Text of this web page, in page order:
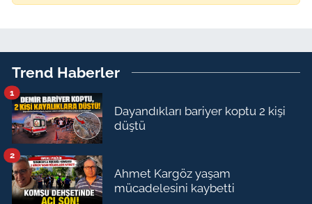
Trend Haberler
Dayandıkları bariyer koptu 2 kişi
düştü
1
Ahmet Kargöz yaşam
mücadelesini kaybetti
2